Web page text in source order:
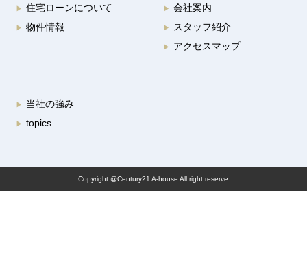
▶︎ 住宅ローンについて
▶︎ 物件情報
▶︎ 会社案内
▶︎ スタッフ紹介
▶︎ アクセスマップ
▶︎ 当社の強み
▶︎ topics
Copyright @Century21 A-house All right reserve